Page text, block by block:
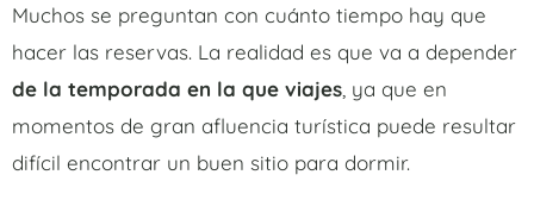
Muchos se preguntan con cuánto tiempo hay que
hacer las reservas. La realidad es que va a depender
de la temporada en la que viajes , ya que en
momentos de gran afluencia turística puede resultar
difícil encontrar un buen sitio para dormir.